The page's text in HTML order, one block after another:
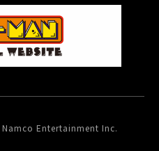
Entertainment Inc.